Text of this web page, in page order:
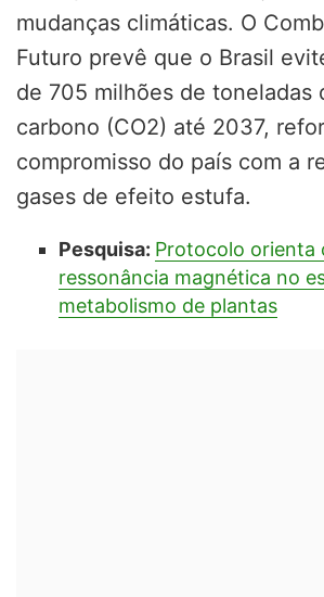
mudanças climáticas. O
Futuro prevê que o Brasil
de 705 milhões de toneladas
carbono (CO2) até 2037,
compromisso do país com a
gases de efeito estufa.
Pesquisa: Protocolo orienta
ressonância magnética no
metabolismo de plantas